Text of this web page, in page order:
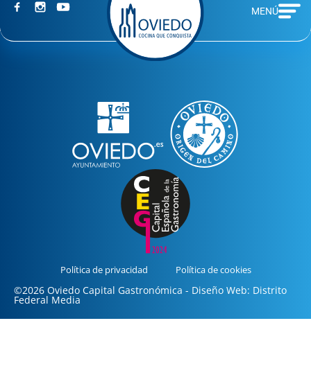
MENÚ
Política de privacidad Política de cookies
©2026 Oviedo Capital Gastronómica - Diseño Web: Distrito
Federal Media